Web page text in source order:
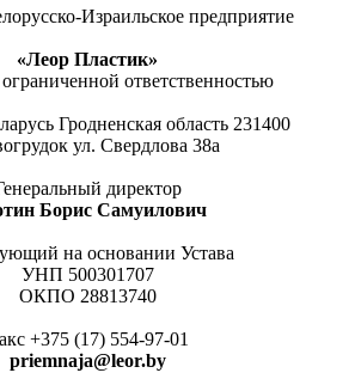
Израильское предприятие
«Леор Пластик»
ответственностью
Гродненская область 231400
ул. Свердлова 38а
директор
Борис Самуилович
на основании Устава
УНП 500301707
ОКПО 28813740
+375 (17) 554-97-01
priemnaja@leor.by